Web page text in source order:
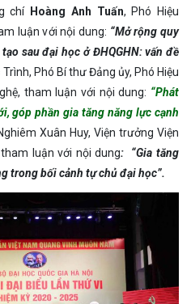
chí Hoàng Anh Tuấn, Phó Hiệu
luận với nội dung: “Mở rộng quy
sau đại học ở ĐHQGHN: vấn đề
Phó Bí thư Đảng ủy, Phó Hiệu
tham luận với nội dung: “Phát
, góp phần gia tăng năng lực cạnh
Xuân Huy, Viện trưởng Viện
luận với nội dung: “Gia tăng
trong bối cảnh tự chủ đại học”.